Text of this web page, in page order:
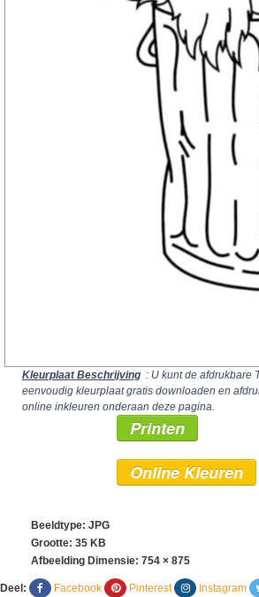
Kleurplaat Beschrijving : U kunt de afdrukbare
eenvoudig kleurplaat gratis downloaden en
online inkleuren onderaan deze pagina.
Printen
Online Kleuren
Beeldtype: JPG
Grootte: 35 KB
Afbeelding Dimensie: 754 × 875
Deel: Facebook Pinterest Instagram